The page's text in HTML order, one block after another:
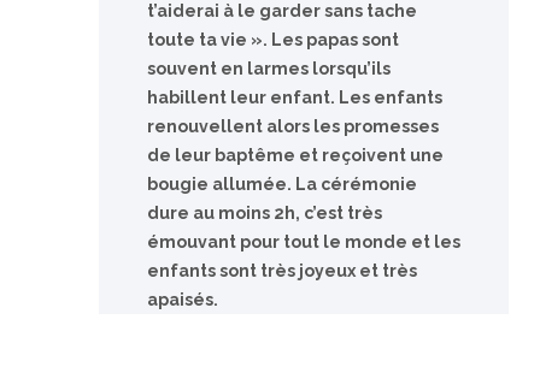
t’aiderai à le garder sans tache
toute ta vie ». Les papas sont
souvent en larmes lorsqu’ils
habillent leur enfant. Les enfants
renouvellent alors les promesses
de leur baptême et reçoivent une
bougie allumée. La cérémonie
dure au moins 2h, c’est très
émouvant pour tout le monde et les
enfants sont très joyeux et très
apaisés.